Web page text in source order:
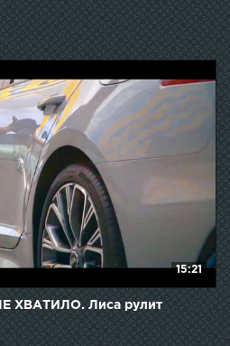
15:21
ХВАТИЛО. Лиса рулит